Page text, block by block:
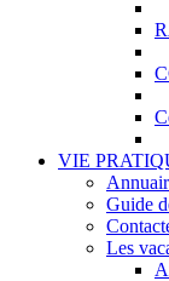
VIE
Guide
Les